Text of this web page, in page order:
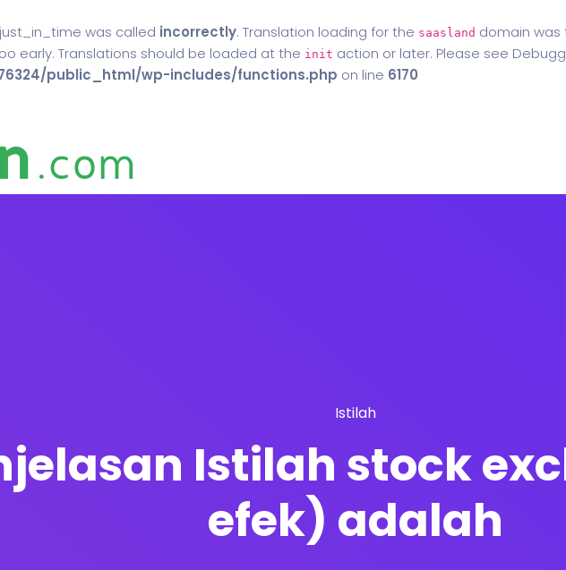
was called incorrectly. Translation loading for the saasland domain was
early. Translations should be loaded at the init action or later. Please see
public_html/wp-includes/functions.php on line 6170
Istilah
Istilah stock
efek) adalah